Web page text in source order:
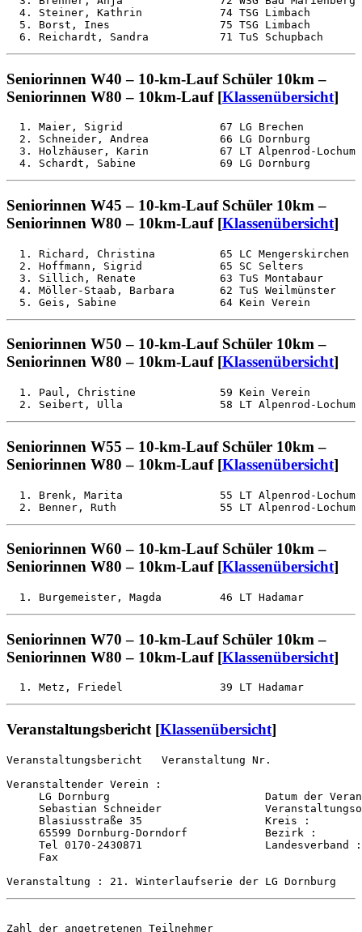
4. Steiner, Kathrin            74 TSG Limbach
5. Borst, Ines                 75 TSG Limbach
Seniorinnen W40 – 10-km-Lauf Schüler 10km –
Seniorinnen W80 – 10km-Lauf [Klassenübersicht]
1. Maier, Sigrid               67 LG Brechen
2. Schneider, Andrea           66 LG Dornburg
3. Holzhäuser, Karin           67 LT Alpenrod-Lochum
Seniorinnen W45 – 10-km-Lauf Schüler 10km –
Seniorinnen W80 – 10km-Lauf [Klassenübersicht]
1. Richard, Christina          65 LC Mengerskirchen
2. Hoffmann, Sigrid            65 SC Selters
3. Sillich, Renate             63 TuS Montabaur
4. Möller-Staab, Barbara       62 TuS Weilmünster
Seniorinnen W50 – 10-km-Lauf Schüler 10km –
Seniorinnen W80 – 10km-Lauf [Klassenübersicht]
1. Paul, Christine             59 Kein Verein
Seniorinnen W55 – 10-km-Lauf Schüler 10km –
Seniorinnen W80 – 10km-Lauf [Klassenübersicht]
1. Brenk, Marita               55 LT Alpenrod-Lochum
Seniorinnen W60 – 10-km-Lauf Schüler 10km –
Seniorinnen W80 – 10km-Lauf [Klassenübersicht]
Seniorinnen W70 – 10-km-Lauf Schüler 10km –
Seniorinnen W80 – 10km-Lauf [Klassenübersicht]
Veranstaltungsbericht [Klassenübersicht]
Veranstaltungsbericht   Veranstaltung Nr.
Veranstaltender Verein :
LG Dornburg                        Datum der
Sebastian Schneider
Blasiusstraße 35                   Kreis :
65599 Dornburg-Dorndorf            Bezirk :
Tel 0170-2430871                   Landesverband
     Fax
Zahl der angetretenen Teilnehmer